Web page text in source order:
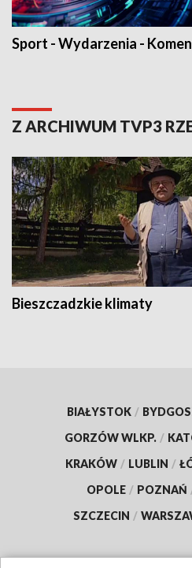
Sport - Wydarzenia -
Z ARCHIWUM TVP3
Bieszczadzkie klimaty
BIAŁYSTOK /
GORZÓW WLKP. /
KRAKÓW / LUBLIN /
OPOLE / POZNAŃ
SZCZECIN /